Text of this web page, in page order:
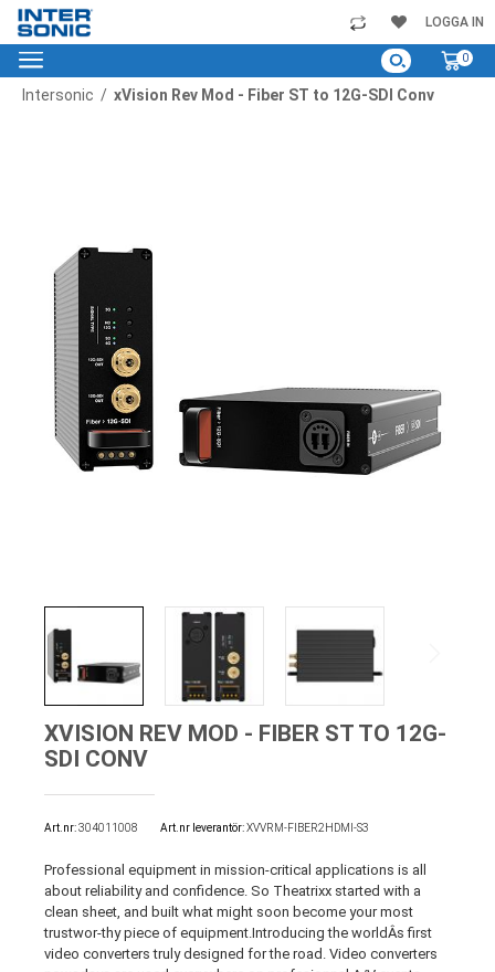
My
0
Skip
to
Content
LOGGA IN
Intersonic xVision Rev Mod - Fiber ST to 12G-SDI Conv
XVISION REV MOD - FIBER ST TO 12G-
SDI CONV
Art.nr 304011008 Art.nr leverantör:XVVRM-FIBER2HDMI-S3
Professional equipment in mission-critical applications is all
about reliability and confidence. So Theatrixx started with a
clean sheet, and built what might soon become your most
trustwor-thy piece of equipment.Introducing the worldÂs first
video converters truly designed for the road. Video converters